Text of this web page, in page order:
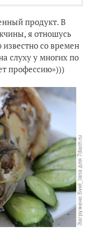
продукт. В
я отношусь
со времен
слуху у многих по
профессию»)))